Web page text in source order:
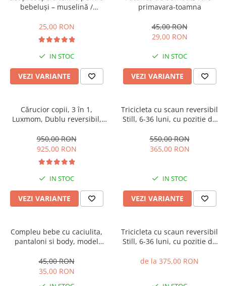
bebeluși – muselină /
25,00 RON
IN STOC
VEZI VARIANTE
primavara-toamna
45,00 RON
29,00 RON
IN STOC
VEZI VARIANTE
Cărucior copii, 3 în 1,
Luxmom, Dublu reversibil,
Manusi de iarna, Roti
antieroziune off-road, Husa
de ploaie si insecte
950,00 RON
925,00 RON
IN STOC
VEZI VARIANTE
Tricicleta cu scaun reversibil
Still, 6-36 luni, cu pozitie de
muzica, Jazz
550,00 RON
365,00 RON
IN STOC
VEZI VARIANTE
Compleu bebe cu caciulita,
pantaloni si body, model
45,00 RON
35,00 RON
Tricicleta cu scaun reversibil
Still, 6-36 luni, cu pozitie de
plina
de la 375,00 RON